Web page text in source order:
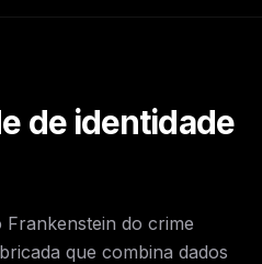
de identidade
Frankenstein do crime
que combina dados